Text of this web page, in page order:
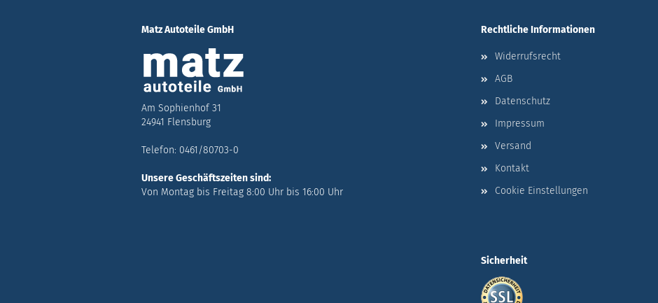
Matz Autoteile GmbH
Am Sophienhof 31
24941 Flensburg
Telefon: 0461/80703-0
Unsere Geschäftszeiten sind:
Von Montag bis Freitag 8:00 Uhr bis 16:00 Uhr
Rechtliche Informationen
Widerrufsrecht
AGB
Datenschutz
Impressum
Versand
Kontakt
Cookie Einstellungen
Sicherheit